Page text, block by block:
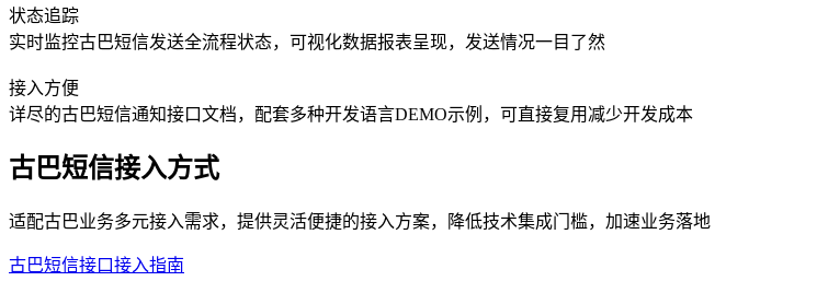
状态追踪
实时监控古巴短信发送全流程状态，可视化数据报表呈现，发送情况一目了然
接入方便
详尽的古巴短信通知接口文档，配套多种开发语言DEMO示例，可直接复用减少开发成本
古巴短信接入方式
适配古巴业务多元接入需求，提供灵活便捷的接入方案，降低技术集成门槛，加速业务落地
古巴短信接口接入指南